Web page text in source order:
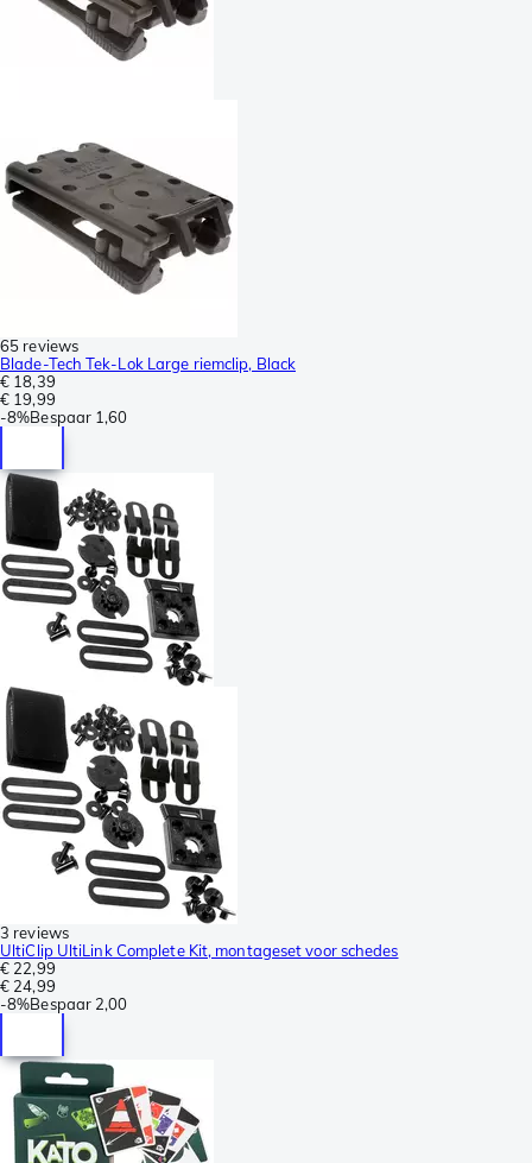
65 reviews
Blade-Tech Tek-Lok Large riemclip, Black
€ 18,39
€ 19,99
-8%Bespaar 1,60
3 reviews
UltiClip UltiLink Complete Kit, montageset voor schedes
€ 22,99
€ 24,99
-8%Bespaar 2,00